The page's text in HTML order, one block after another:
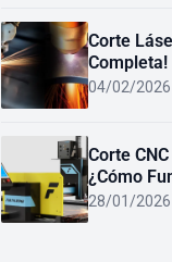
Corte
Completa!
04/02/2026
Corte
¿Cómo
28/01/2026